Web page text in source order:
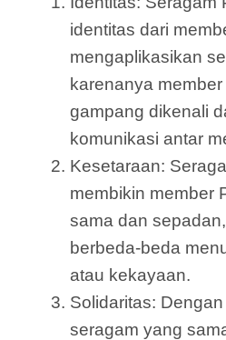
identitas dari
mengaplikasikan
karenanya
gampang dikenali
komunikasi antar
Kesetaraan:
membikin member
sama dan
berbeda-beda
atau kekayaan.
Solidaritas:
seragam yang